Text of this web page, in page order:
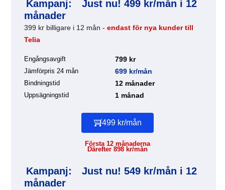
Kampanj:
Just nu! 499 kr/mån i 12
månader
399 kr billigare i 12 mån - endast för nya kunder till
Telia
Engångsavgift 799 kr
Jämförpris 24 mån 699 kr/mån
Bindningstid 12 månader
Uppsägningstid 1 månad
499 kr/mån
Första 12 månaderna
Därefter 898 kr/mån
Kampanj:
Just nu! 549 kr/mån i 12
månader